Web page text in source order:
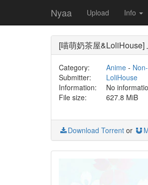
Nyaa Upload Info
[喵萌奶茶屋&LoliHouse]
Category: Anime-
Submitter:
LoliHouse
Information:
No
File size:
627.8 MiB
Download Torrent or